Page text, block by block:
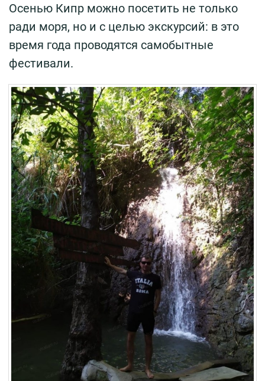
Осенью Кипр можно посетить не только
ради моря, но и с целью экскурсий: в это
время года проводятся самобытные
фестивали.